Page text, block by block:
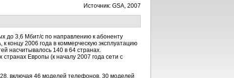
Источник: GSA, 2007
до 3,6 Мбит/с по направлению к абоненту
концу 2006 года в коммерческую эксплуатацию
насчитывалось 140 в 64 странах.
странах Европы (к началу 2007 года сети с
включая 46 моделей телефонов, 30 моделей